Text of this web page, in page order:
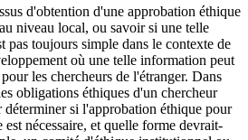
d'obtention d'une approbation éthique
niveau local, ou savoir si une telle
pas toujours simple dans le contexte de
où une telle information peut
les chercheurs de l'étranger. Dans
obligations éthiques d'un chercheur
déterminer si l'approbation éthique pour
est nécessaire, et quelle forme devrait-